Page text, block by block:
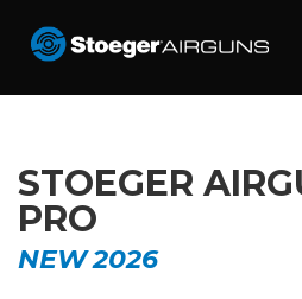
STOEGER
PRO
NEW 2026